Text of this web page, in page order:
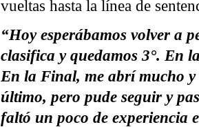
vueltas hasta la línea de
“Hoy esperábamos volver a
clasifica y quedamos 3°. En
En la Final, me abrí mucho y
último, pero pude seguir y
faltó un poco de experiencia